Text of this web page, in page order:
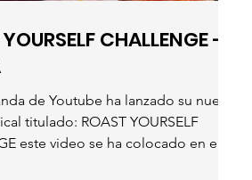
CHALLENGE -
de Youtube ha lanzado su nuevo
titulado: ROAST YOURSELF
este video se ha colocado en el